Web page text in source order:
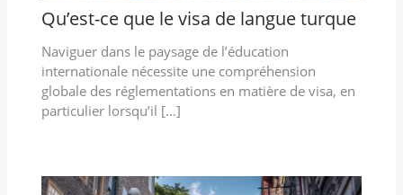
Qu’est-ce que le visa de langue turque
Naviguer dans le paysage de l’éducation
internationale nécessite une compréhension
globale des réglementations en matière de visa, en
particulier lorsqu’il […]